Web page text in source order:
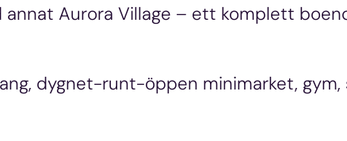
Aurora Village – ett komplett
dygnet-runt-öppen minimarket,